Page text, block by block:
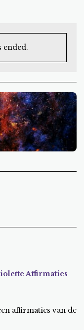
ended.
Affirmaties
affirmaties van de